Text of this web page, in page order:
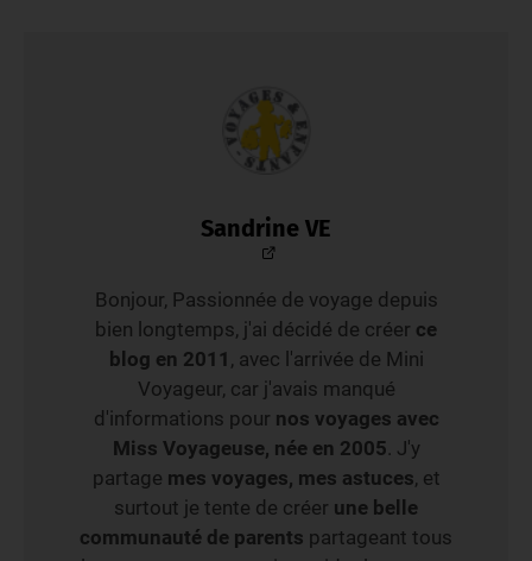
Sandrine VE
Bonjour, Passionnée de voyage depuis
bien longtemps, j'ai décidé de créer ce
blog en 2011 , avec l'arrivée de Mini
Voyageur, car j'avais manqué
d'informations pour nos voyages avec
Miss Voyageuse, née en 2005. J'y
partage mes voyages, mes astuces, et
surtout je tente de créer une belle
communauté de parents partageant tous